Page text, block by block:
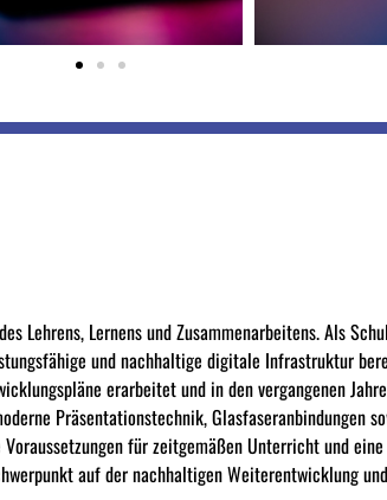
Lehrens, Lernens und Zusammenarbeitens. Als
und nachhaltige digitale Infrastruktur
erarbeitet und in den vergangenen
Präsentationstechnik, Glasfaseranbindungen
für zeitgemäßen Unterricht und
auf der nachhaltigen Weiterentwicklung